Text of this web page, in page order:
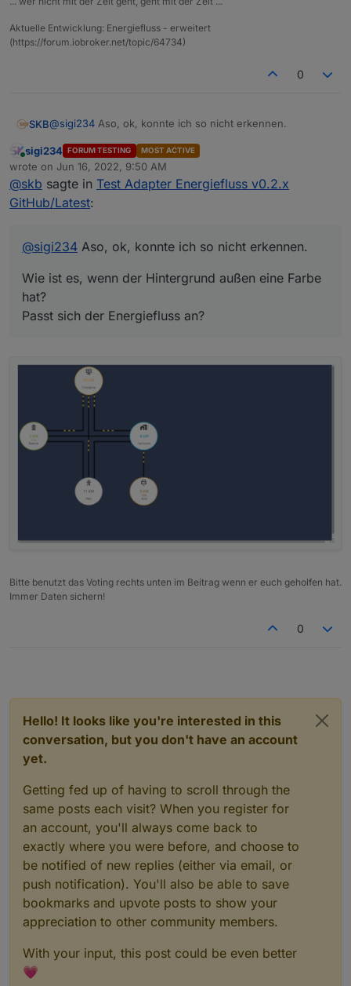
Aktuelle Entwicklung: Energiefluss - erweitert
(https://forum.iobroker.net/topic/64734)
0
SKB@sigi234 Aso, ok, konnte ich so nicht erkennen.
Wie ist es, wenn der Hintergrund außen eine Farbe hat?
Passt sich der Energiefluss an?
Online
sigi234 FORUM TESTING MOST ACTIVE
wrote on Jun 16, 2022, 9:50 AM
last edited by
@skb sagte in Test Adapter Energiefluss v0.2.x
GitHub/Latest:
@sigi234 Aso, ok, konnte ich so nicht erkennen.
Wie ist es, wenn der Hintergrund außen eine Farbe
hat?
Passt sich der Energiefluss an?
Bitte benutzt das Voting rechts unten im Beitrag wenn er euch geholfen hat.
Immer Daten sichern!
0
Hello! It looks like you're interested in this
conversation, but you don't have an account
yet.
Getting fed up of having to scroll through the
same posts each visit? When you register for
an account, you'll always come back to
exactly where you were before, and choose to
be notified of new replies (either via email, or
push notification). You'll also be able to save
bookmarks and upvote posts to show your
appreciation to other community members.
With your input, this post could be even better
💗